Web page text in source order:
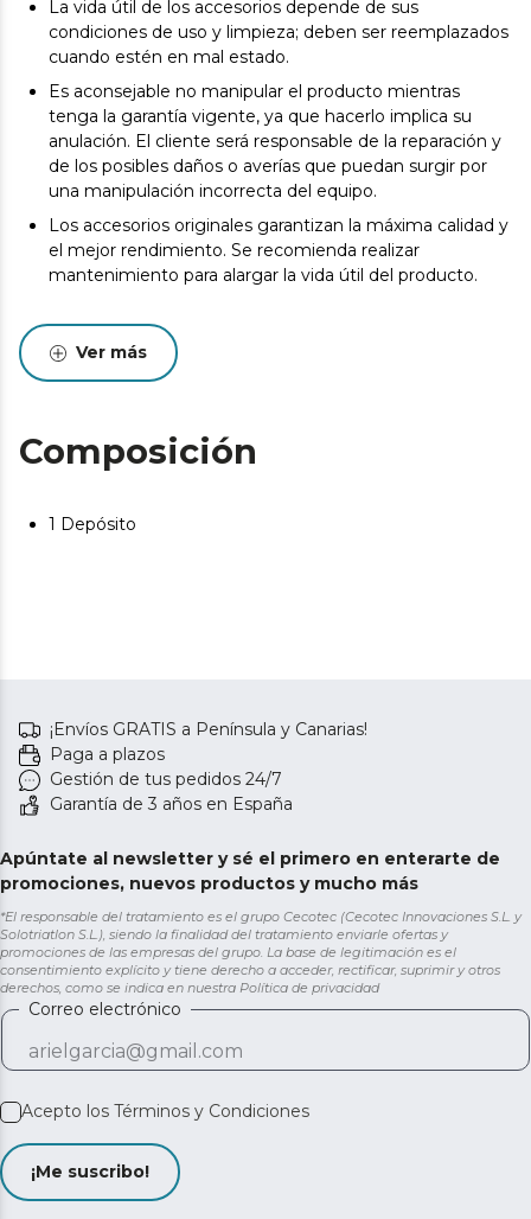
La vida útil de los accesorios depende de sus
condiciones de uso y limpieza; deben ser reemplazados
cuando estén en mal estado.
Es aconsejable no manipular el producto mientras
tenga la garantía vigente, ya que hacerlo implica su
anulación. El cliente será responsable de la reparación y
de los posibles daños o averías que puedan surgir por
una manipulación incorrecta del equipo.
Los accesorios originales garantizan la máxima calidad y
el mejor rendimiento. Se recomienda realizar
mantenimiento para alargar la vida útil del producto.
Ver más
Composición
1 Depósito
¡Envíos GRATIS a Península y Canarias!
Paga a plazos
Gestión de tus pedidos 24/7
Garantía de 3 años en España
Apúntate al newsletter y sé el primero en enterarte de
promociones, nuevos productos y mucho más
*El responsable del tratamiento es el grupo Cecotec (Cecotec Innovaciones S.L. y
Solotriatlon S.L.), siendo la finalidad del tratamiento enviarle ofertas y
promociones de las empresas del grupo. La base de legitimación es el
consentimiento explícito y tiene derecho a acceder, rectificar, suprimir y otros
derechos, como se indica en nuestra Política de privacidad
Correo electrónico
Acepto los Términos y Condiciones
¡Me suscribo!